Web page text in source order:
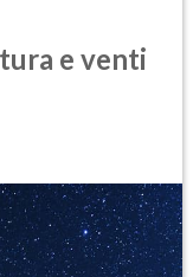
e venti